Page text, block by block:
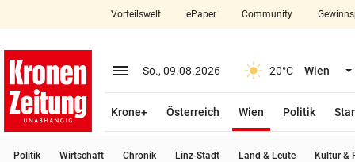
closeSchließen
account_circle Anmelden
arrow_right
Vorteilswelt ePaper Community
menu Menü aufklappen
So., 09.08.2026 20°C Wien
Krone+ Österreich Wien
Politik
Politik Wirtschaft Chronik Linz-Stadt Land & Leute Kultur &